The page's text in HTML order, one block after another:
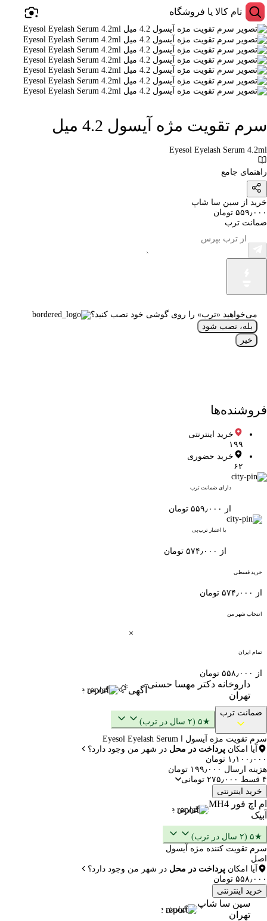
سرم تقویت مژه آیسول 4.2 میل
Eyesol Eyelash Serum 4.2ml
راهنمای جامع
خرید از سین سا شاپ
۵۵۹٫۰۰۰ تومان
ضمانت ترب
می‌خواهید «ترب» را روی گوشی خود نصب کنید؟
بله، نصب شود
خیر
فروشنده‌ها
خرید اینترنتی
۱۹۹
خرید حضوری
۶۲
دارای ضمانت ترب
از ۵۵۹٫۰۰۰ تومان
با اعتبار ترب‌پی
از ۵۷۴٫۰۰۰ تومان
خرید قسطی
از ۵۷۴٫۰۰۰ تومان
انتخاب شهر من
تمام ایران
از ۵۵۸٫۰۰۰ تومان
داروخانه دکتر مهسا حسنی
تهران
آگهی گزارش
ضمانت ترب
★۵ (۲ سال در ترب)
سرم تقویت مژه آیسول ا Eyesol Eyelash Serum
آیا امکان پرداخت در محل در شهر من وجود دارد؟
۱٫۱۰۰٫۰۰۰ تومان
هزینه ارسال ۱۹۹٫۰۰۰ تومان
۴ قسط ۲۷۵٫۰۰۰ تومانی
خرید اینترنتی
ام اچ فور MH4
آبیک
گزارش
★۵ (۲ سال در ترب)
سرم تقویت کننده مژه آیسول
اصل
آیا امکان پرداخت در محل در شهر من وجود دارد؟
۵۵۸٫۰۰۰ تومان
خرید اینترنتی
سین سا شاپ
تهران
گزارش